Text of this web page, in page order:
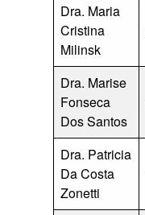
Dra. Maria
Cristina
Milinsk
Dra. Marise
Fonseca
Dos Santos
Dra. Patricia
Da Costa
Zonetti